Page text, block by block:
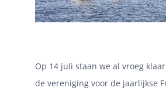
Op 14 juli staan we al vroeg
de vereniging voor de jaarlijkse